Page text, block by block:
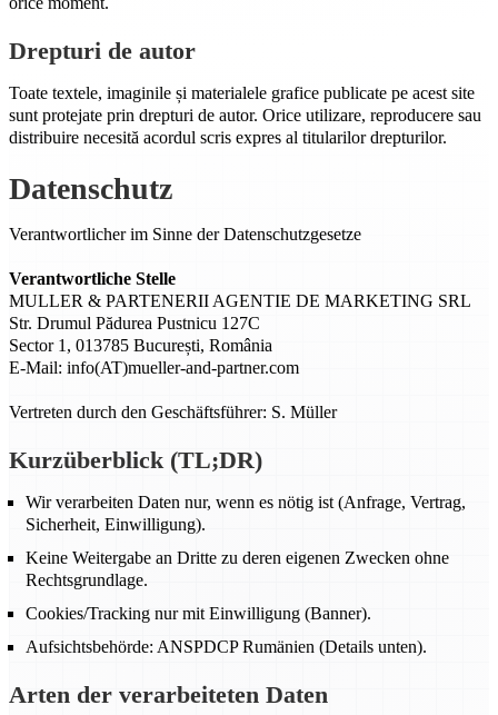
Drepturi de autor
Toate textele, imaginile și materialele grafice publicate pe acest site
sunt protejate prin drepturi de autor. Orice utilizare, reproducere sau
distribuire necesită acordul scris expres al titularilor drepturilor.
Datenschutz
Verantwortlicher im Sinne der Datenschutzgesetze
Verantwortliche Stelle
MULLER & PARTENERII AGENTIE DE MARKETING SRL
Str. Drumul Pădurea Pustnicu 127C
Sector 1, 013785 București, România
E-Mail: info(AT)mueller-and-partner.com
Vertreten durch den Geschäftsführer: S. Müller
Kurzüberblick (TL;DR)
Wir verarbeiten Daten nur, wenn es nötig ist (Anfrage, Vertrag,
Sicherheit, Einwilligung).
Keine Weitergabe an Dritte zu deren eigenen Zwecken ohne
Rechtsgrundlage.
Cookies/Tracking nur mit Einwilligung (Banner).
Aufsichtsbehörde: ANSPDCP Rumänien (Details unten).
Arten der verarbeiteten Daten